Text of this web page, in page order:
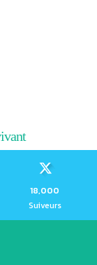
18,000
Suiveurs